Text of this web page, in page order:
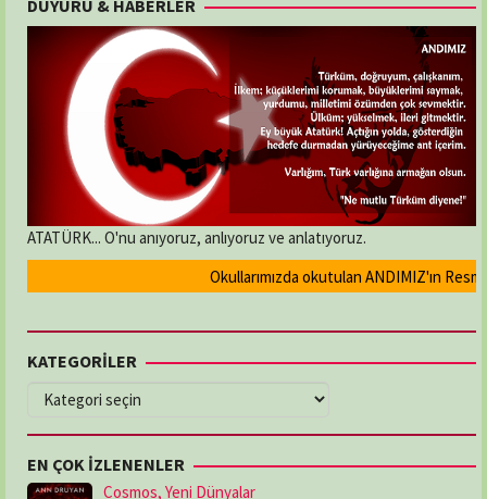
Trevisick
DUYURU & HABERLER
ATATÜRK... O'nu anıyoruz, anlıyoruz ve anlatıyoruz.
Okullarımızda okutulan ANDIMIZ'ın Resmi
KATEGORİLER
KATEGORİLER
EN ÇOK İZLENENLER
Cosmos, Yeni Dünyalar